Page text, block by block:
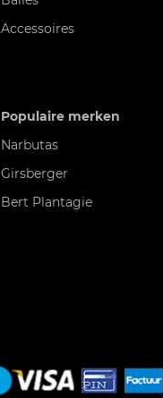
Accessoires
Populaire merken
Narbutas
Girsberger
Bert Plantagie